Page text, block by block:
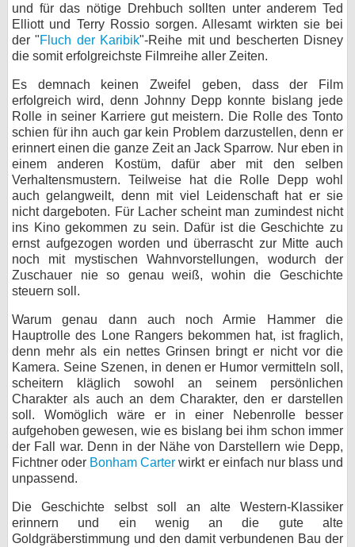
und für das nötige Drehbuch sollten unter anderem Ted
Elliott und Terry Rossio sorgen. Allesamt wirkten sie bei
der "Fluch der Karibik"-Reihe mit und bescherten Disney
die somit erfolgreichste Filmreihe aller Zeiten.
Es demnach keinen Zweifel geben, dass der Film
erfolgreich wird, denn Johnny Depp konnte bislang jede
Rolle in seiner Karriere gut meistern. Die Rolle des Tonto
schien für ihn auch gar kein Problem darzustellen, denn er
erinnert einen die ganze Zeit an Jack Sparrow. Nur eben in
einem anderen Kostüm, dafür aber mit den selben
Verhaltensmustern. Teilweise hat die Rolle Depp wohl
auch gelangweilt, denn mit viel Leidenschaft hat er sie
nicht dargeboten. Für Lacher scheint man zumindest nicht
ins Kino gekommen zu sein. Dafür ist die Geschichte zu
ernst aufgezogen worden und überrascht zur Mitte auch
noch mit mystischen Wahnvorstellungen, wodurch der
Zuschauer nie so genau weiß, wohin die Geschichte
steuern soll.
Warum genau dann auch noch Armie Hammer die
Hauptrolle des Lone Rangers bekommen hat, ist fraglich,
denn mehr als ein nettes Grinsen bringt er nicht vor die
Kamera. Seine Szenen, in denen er Humor vermitteln soll,
scheitern kläglich sowohl an seinem persönlichen
Charakter als auch an dem Charakter, den er darstellen
soll. Womöglich wäre er in einer Nebenrolle besser
aufgehoben gewesen, wie es bislang bei ihm schon immer
der Fall war. Denn in der Nähe von Darstellern wie Depp,
Fichtner oder Bonham Carter wirkt er einfach nur blass und
unpassend.
Die Geschichte selbst soll an alte Western-Klassiker
erinnern und ein wenig an die gute alte
Goldgräberstimmung und den damit verbundenen Bau der